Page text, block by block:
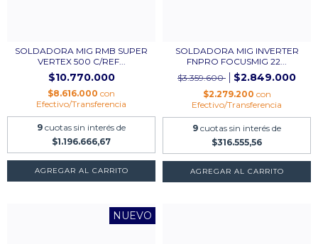
SOLDADORA MIG RMB SUPER
VERTEX 500 C/REF...
$10.770.000
$8.616.000 con
Efectivo/Transferencia
9 cuotas sin interés de
$1.196.666,67
SOLDADORA MIG INVERTER
FNPRO FOCUSMIG 22...
$3.359.600
$2.849.000
$2.279.200 con
Efectivo/Transferencia
9 cuotas sin interés de
$316.555,56
AGREGAR AL CARRITO
NUEVO